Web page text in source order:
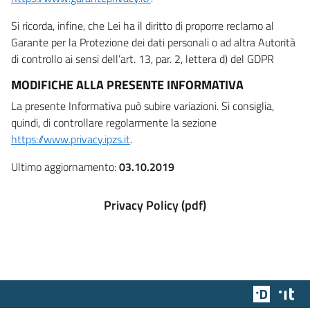
Si ricorda, infine, che Lei ha il diritto di proporre reclamo al
Garante per la Protezione dei dati personali o ad altra Autorità
di controllo ai sensi dell’art. 13, par. 2, lettera d) del GDPR
MODIFICHE ALLA PRESENTE INFORMATIVA
La presente Informativa può subire variazioni. Si consiglia,
quindi, di controllare regolarmente la sezione
https://www.privacy.ipzs.it.
Ultimo aggiornamento:03.10.2019
Privacy Policy (pdf)
Team